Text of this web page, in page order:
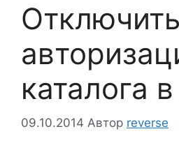
каталога
09.10.2014 Автор reverse